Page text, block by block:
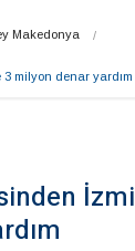
Makedonya
milyon denar yardım